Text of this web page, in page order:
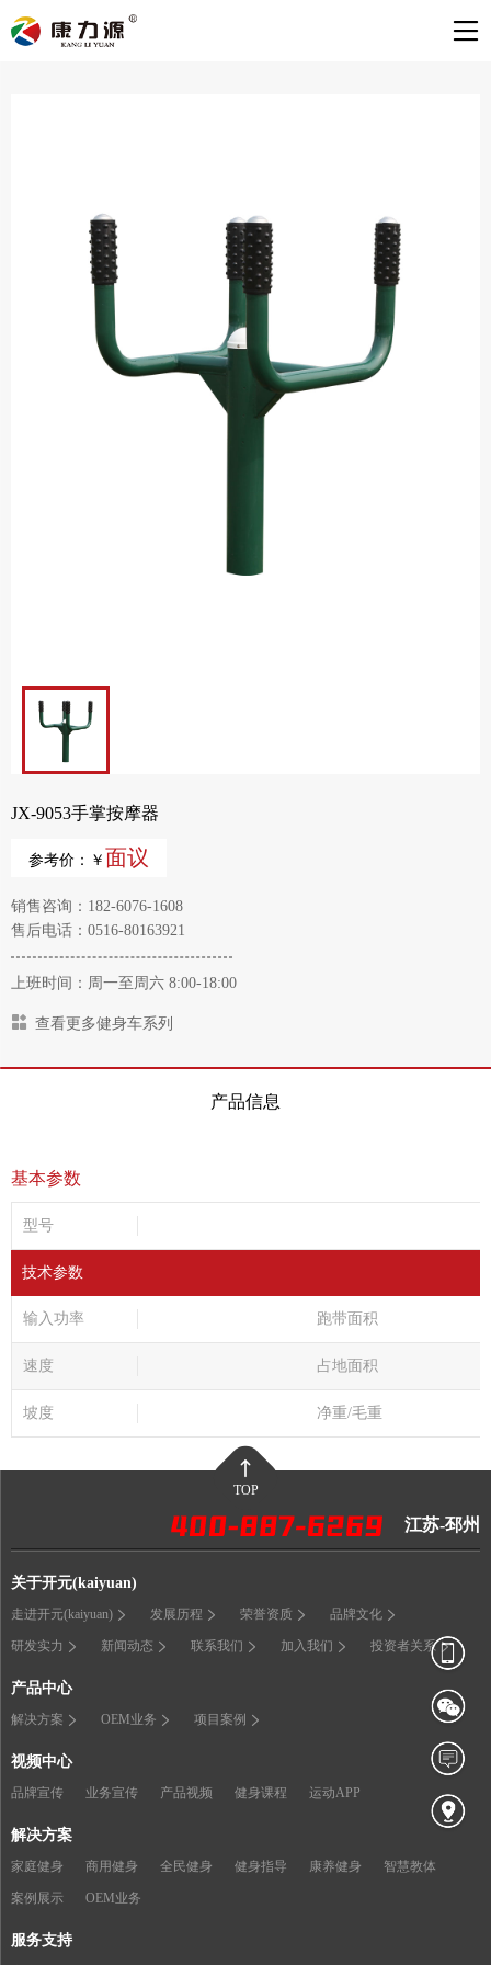
JX-9053手掌按摩器
参考价：￥ 面议
销售咨询：182-6076-1608
售后电话：0516-80163921
上班时间：周一至周六 8:00-18:00
查看更多健身车系列
产品信息
基本参数
型号
技术参数
输入功率 跑带面积
速度 占地面积
坡度 净重/毛重
TOP
江苏-邳州
关于开元(kaiyuan)
走进开元(kaiyuan) 发展历程 荣誉资质 品牌文化
研发实力 新闻动态 联系我们 加入我们 投资者关系
产品中心
解决方案 OEM业务 项目案例
视频中心
品牌宣传 业务宣传 产品视频 健身课程 运动APP
解决方案
家庭健身 商用健身 全民健身 健身指导 康养健身 智慧教体
案例展示 OEM业务
服务支持